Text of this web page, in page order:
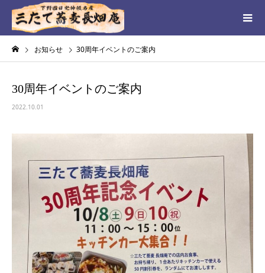
お知らせ 30周年イベントのご案内
30周年イベントのご案内
2022.10.01